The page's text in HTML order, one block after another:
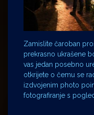
Zamislite čaroban
prekrasno ukrašene
vas jedan posebno
otkrijete o čemu se
izdvojenim photo
fotografiranje s